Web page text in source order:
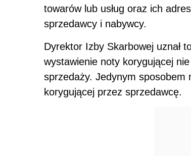
towarów lub usług oraz ich
sprzedawcy i nabywcy.
Dyrektor Izby Skarbowej uznał
wystawienie noty korygującej
sprzedaży. Jedynym sposobem
korygującej przez sprzedawcę.